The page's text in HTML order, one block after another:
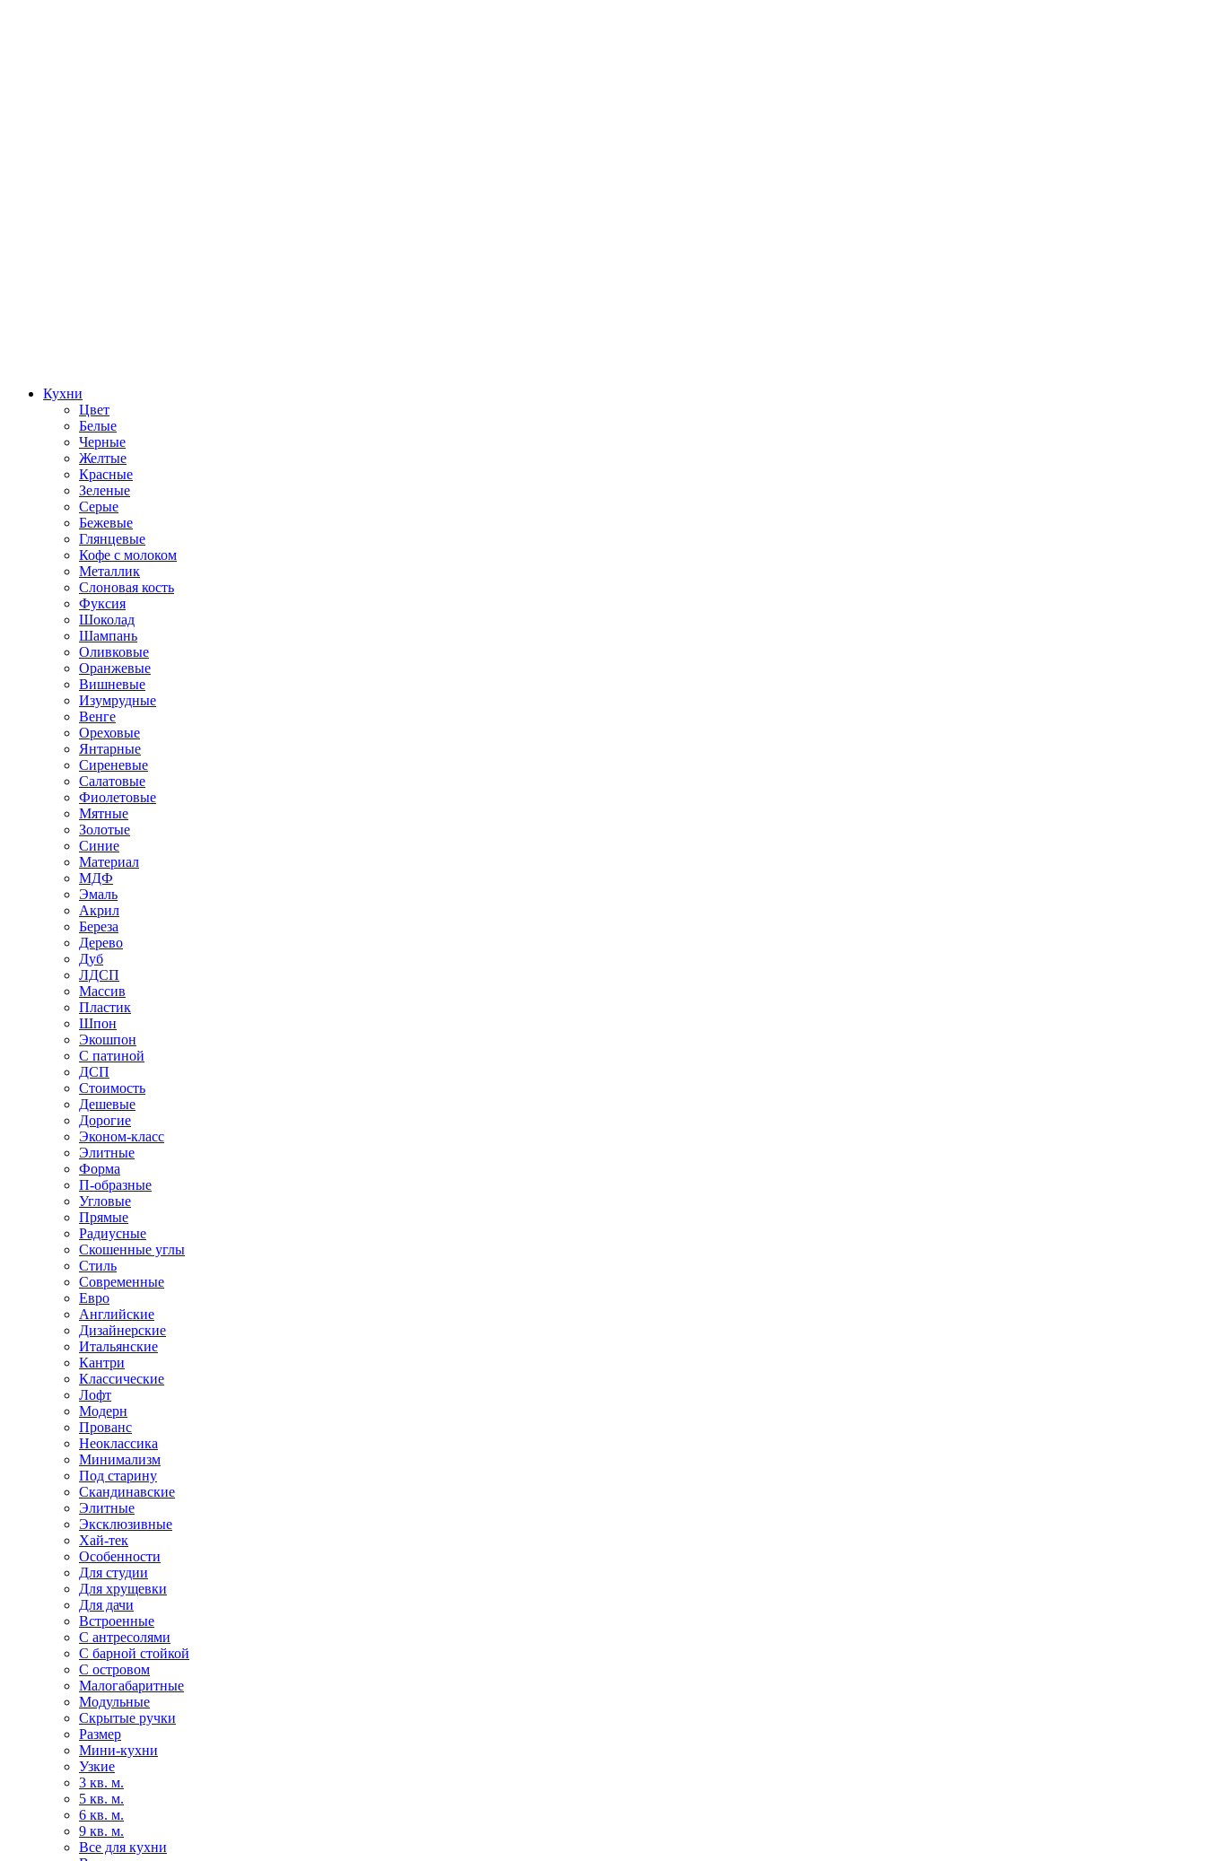
Кухни
Цвет
Белые
Черные
Желтые
Красные
Зеленые
Серые
Бежевые
Глянцевые
Кофе с молоком
Металлик
Слоновая кость
Фуксия
Шоколад
Шампань
Оливковые
Оранжевые
Вишневые
Изумрудные
Венге
Ореховые
Янтарные
Сиреневые
Салатовые
Фиолетовые
Мятные
Золотые
Синие
Материал
МДФ
Эмаль
Акрил
Береза
Дерево
Дуб
ЛДСП
Массив
Пластик
Шпон
Экошпон
С патиной
ДСП
Стоимость
Дешевые
Дорогие
Эконом-класс
Элитные
Форма
П-образные
Угловые
Прямые
Радиусные
Скошенные углы
Стиль
Современные
Евро
Английские
Дизайнерские
Итальянские
Кантри
Классические
Лофт
Модерн
Прованс
Неоклассика
Минимализм
Под старину
Скандинавские
Элитные
Эксклюзивные
Хай-тек
Особенности
Для студии
Для хрущевки
Для дачи
Встроенные
С антресолями
С барной стойкой
С островом
Малогабаритные
Модульные
Скрытые ручки
Размер
Мини-кухни
Узкие
3 кв. м.
5 кв. м.
6 кв. м.
9 кв. м.
Все для кухни